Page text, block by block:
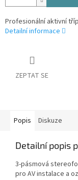
Profesionální aktivní
Detailní informace
ZEPTAT SE
Popis Diskuze
Detailní popis
3-pásmová
pro AV instalace a